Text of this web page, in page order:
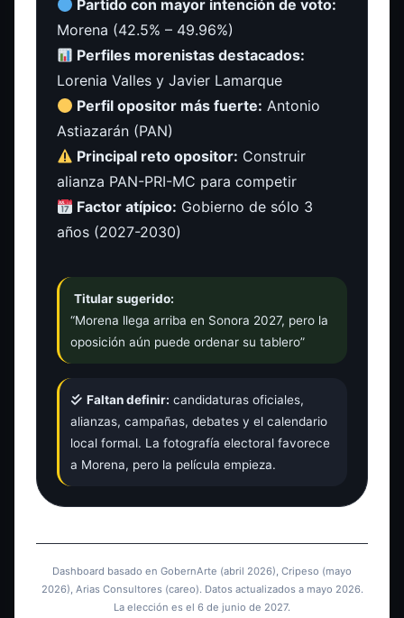
Partido con mayor intención de voto:
Morena (42.5% – 49.96%)
Perfiles morenistas destacados:
Lorenia Valles y Javier Lamarque
Perfil opositor más fuerte: Antonio
Astiazarán (PAN)
Principal reto opositor: Construir
alianza PAN-PRI-MC para competir
Factor atípico: Gobierno de sólo 3
años (2027-2030)
Titular sugerido:
“Morena llega arriba en Sonora 2027, pero la
oposición aún puede ordenar su tablero”
Faltan definir: candidaturas oficiales,
alianzas, campañas, debates y el calendario
local formal. La fotografía electoral favorece
a Morena, pero la película empieza.
Dashboard basado en GobernArte (abril 2026), Cripeso (mayo
2026), Arias Consultores (careo). Datos actualizados a mayo 2026.
La elección es el 6 de junio de 2027.